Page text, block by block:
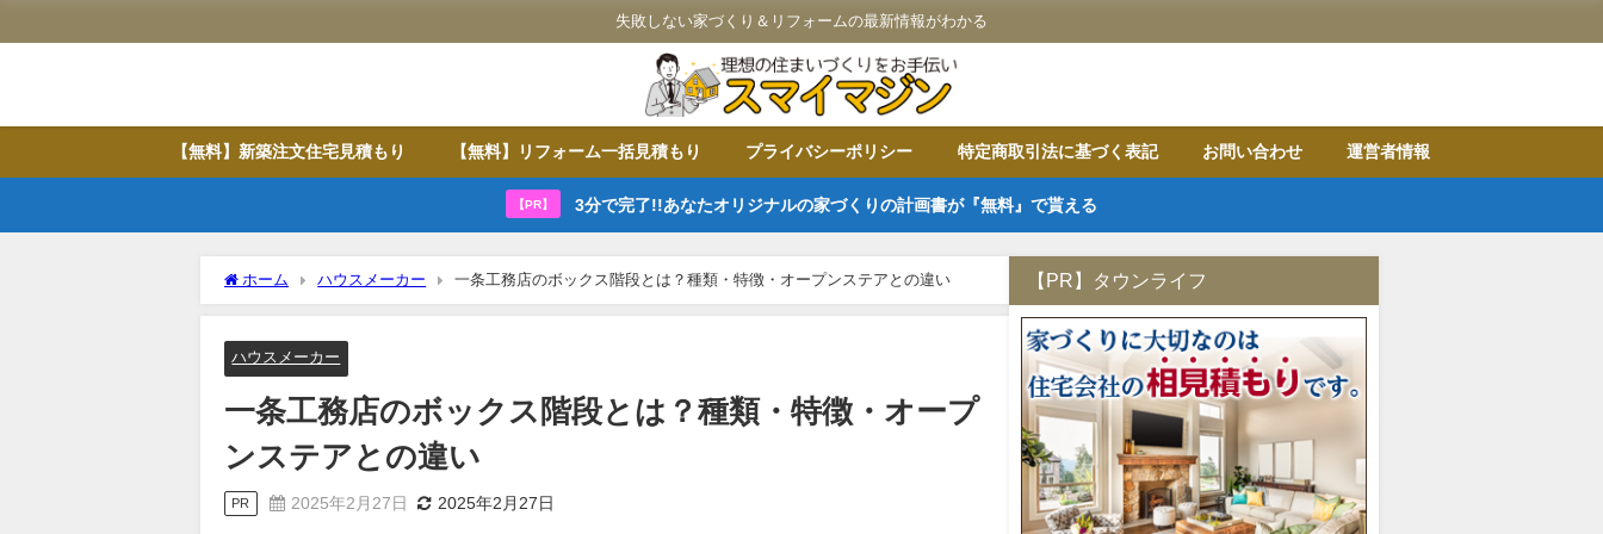
失敗しない家づくり＆リフォームの最新情報がわかる
【無料】新築注文住宅見積もり 【無料】リフォーム一括見積もり プライバシーポリシー 特定商取引法に基づく表記 お問い合わせ 運営者情報
【PR】 3分で完了!!あなたオリジナルの家づくりの計画書が『無料』で貰える
ホーム ハウスメーカー 一条工務店のボックス階段とは？種類・特徴・オープンステアとの違い
ハウスメーカー
一条工務店のボックス階段とは？種類・特徴・オープ
ンステアとの違い
PR 2025年2月27日 2025年2月27日
【PR】タウンライフ